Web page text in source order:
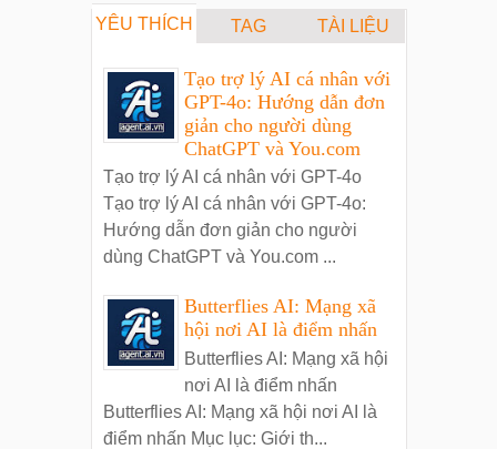
YÊU THÍCH TAG TÀI LIỆU
Tạo trợ lý AI cá nhân với
GPT-4o: Hướng dẫn đơn
giản cho người dùng
ChatGPT và You.com
Tạo trợ lý AI cá nhân với GPT-4o
Tạo trợ lý AI cá nhân với GPT-4o:
Hướng dẫn đơn giản cho người
dùng ChatGPT và You.com ...
Butterflies AI: Mạng xã
hội nơi AI là điểm nhấn
Butterflies AI: Mạng xã hội
nơi AI là điểm nhấn
Butterflies AI: Mạng xã hội nơi AI là
điểm nhấn Mục lục: Giới th...